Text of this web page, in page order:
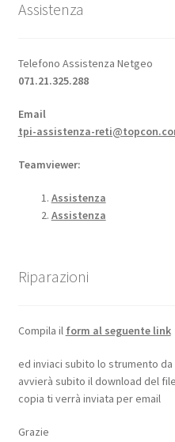
Assistenza
Telefono Assistenza Netgeo
071.21.325.288
Email
tpi-assistenza-
Teamviewer:
Assistenza
Assistenza
Riparazioni
Compila il form al seguente link
ed inviaci subito lo strumento
avvierà subito il download del
copia ti verrà inviata per email
Grazie